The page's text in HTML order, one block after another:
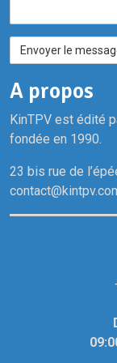
/
n
s
e
i
A propos
KinTPV est édité
fondée en 1990.
23 bis rue de